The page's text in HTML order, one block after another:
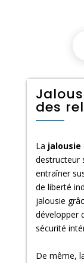
des
La jalousie
destructeur
entraîner
de liberté
jalousie
développer
sécurité
De même,